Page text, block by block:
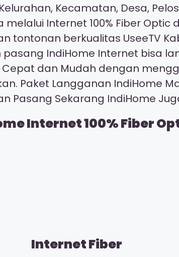
Kecamatan, Desa,
Internet 100% Fiber
tontonan berkualitas UseeTV
IndiHome Internet bisa
Cepat dan Mudah dengan
Paket Langganan IndiHome
Pasang Sekarang IndiHome
Internet 100% Fiber
Internet Fiber